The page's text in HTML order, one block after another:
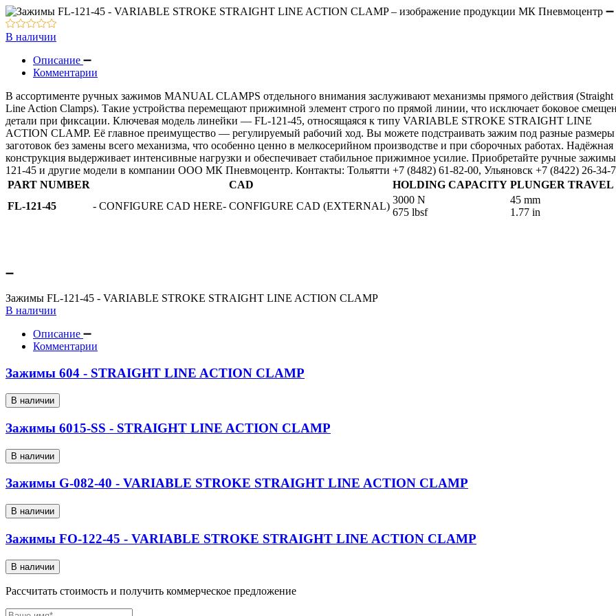
Оборудование для смазки и обдува
В наличии
Описание
Комментарии
В ассортименте ручных зажимов MANUAL CLAMPS отдельного внимания заслуживают механизмы прямого действия (Straight
Line Action Clamps). Такие устройства перемещают прижимной элемент строго по прямой линии, что исключает боковое
детали при фиксации. Ключевая модель линейки — FL-121-45, относящаяся к типу VARIABLE STROKE STRAIGHT LINE
ACTION CLAMP. Её главное преимущество — регулируемый рабочий ход. Вы можете подстраивать зажим под разные размеры
заготовок без замены всего механизма, что особенно ценно в мелкосерийном производстве и при сборочных работах. Надёжная
конструкция выдерживает интенсивные нагрузки и обеспечивает стабильное прижимное усилие. Приобретайте ручные
121-45 и другие модели в компании ООО МК Пневмоцентр. Контакты: Тольятти +7 (8482) 61-82-00, Ульяновск +7 (8422) 26-34-
PART NUMBER
CAD HOLDING CAPACITY PLUNGER TRAVEL
FL-121-45
- CONFIGURE CAD HERE- CONFIGURE CAD (EXTERNAL)
3000 N
675 lbsf
45 mm
1.77 in
Зажимы FL-121-45 - VARIABLE STROKE STRAIGHT LINE ACTION CLAMP
В наличии
Описание
Комментарии
Зажимы 604 - STRAIGHT LINE ACTION CLAMP
В наличии
Зажимы 6015-SS - STRAIGHT LINE ACTION CLAMP
В наличии
Зажимы G-082-40 - VARIABLE STROKE STRAIGHT LINE ACTION CLAMP
В наличии
Зажимы FO-122-45 - VARIABLE STROKE STRAIGHT LINE ACTION CLAMP
В наличии
Рассчитать стоимость и получить коммерческое предложение